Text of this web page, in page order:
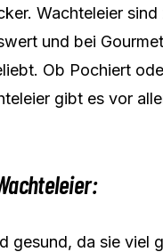
Wachteleier sind
und bei
Ob Pochiert
gibt es vor
gesund, da sie viel